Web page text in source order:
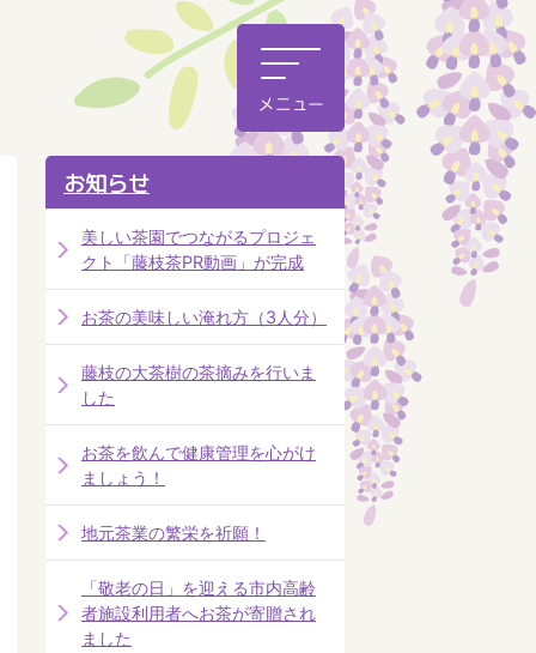
お知らせ
美しい茶園でつながるプロジェ
クト「藤枝茶PR動画」が完成
お茶の美味しい淹れ方（3人分）
藤枝の大茶樹の茶摘みを行いま
した
お茶を飲んで健康管理を心がけ
ましょう！
地元茶業の繁栄を祈願！
「敬老の日」を迎える市内高齢
者施設利用者へお茶が寄贈され
ました